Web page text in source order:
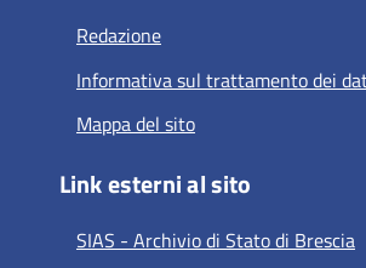
Redazione
Informativa sul trattamento dei
Mappa del sito
Link esterni al sito
SIAS - Archivio di Stato di Brescia